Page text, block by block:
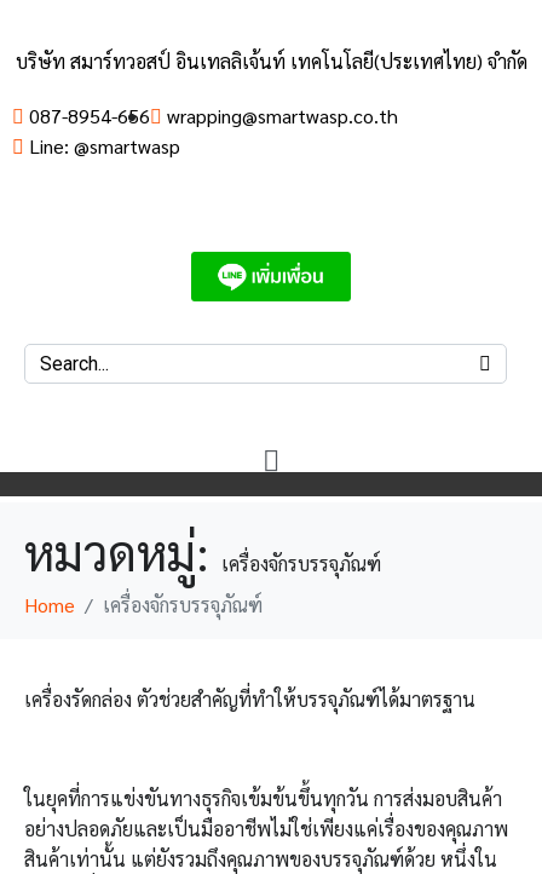
บริษัท สมาร์ทวอสป์ อินเทลลิเจ้นท์ เทคโนโลยี(ประเทศไทย) จำกัด
087-8954-656
wrapping@smartwasp.co.th
Line: @smartwasp
หมวดหมู่:
เครื่องจักรบรรจุภัณฑ์
Home
เครื่องจักรบรรจุภัณฑ์
เครื่องรัดกล่อง ตัวช่วยสำคัญที่ทำให้บรรจุภัณฑ์ได้มาตรฐาน
ในยุคที่การแข่งขันทางธุรกิจเข้มข้นขึ้นทุกวัน การส่งมอบสินค้า
อย่างปลอดภัยและเป็นมืออาชีพไม่ใช่เพียงแค่เรื่องของคุณภาพ
สินค้าเท่านั้น แต่ยังรวมถึงคุณภาพของบรรจุภัณฑ์ด้วย หนึ่งใน